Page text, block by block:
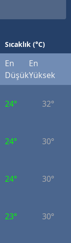
Sıcaklık (°C)
En
Düşük
En
Yüksek
24° 32°
24° 30°
24° 30°
23° 30°